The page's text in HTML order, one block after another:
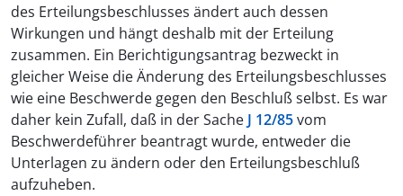
des Erteilungsbeschlusses ändert auch dessen
Wirkungen und hängt deshalb mit der Erteilung
zusammen. Ein Berichtigungsantrag bezweckt in
gleicher Weise die Änderung des Erteilungsbeschlusses
wie eine Beschwerde gegen den Beschluß selbst. Es war
daher kein Zufall, daß in der Sache J 12/85vom
Beschwerdeführer beantragt wurde, entweder die
Unterlagen zu ändern oder den Erteilungsbeschluß
aufzuheben.